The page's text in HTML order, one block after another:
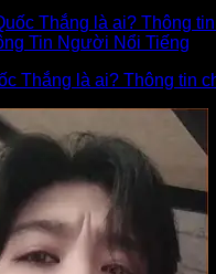
Thắng là ai? Thông tin